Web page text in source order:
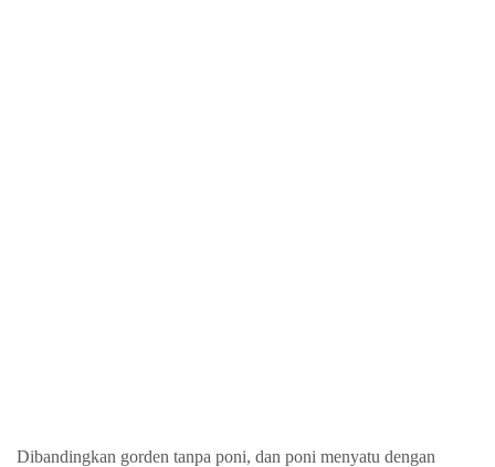
Dibandingkan gorden tanpa poni, dan poni menyatu dengan